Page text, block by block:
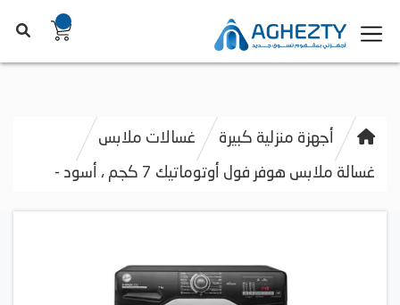
أجهزة منزلية كبيرة غسالات ملابس
غسالة ملابس هوفر فول أوتوماتيك 7 كجم ، أسود -